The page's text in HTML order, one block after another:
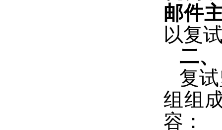
邮件
以复
二
复
组组
容：